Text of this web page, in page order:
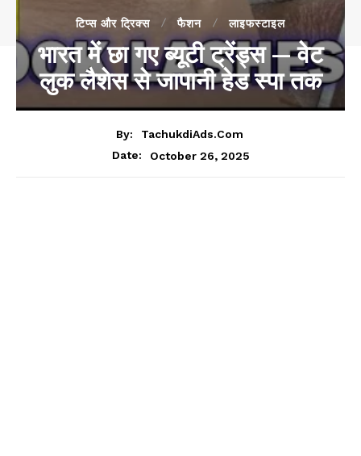
टिप्स और ट्रिक्स फैशन लाइफस्टाइल
भारत में छा गए ब्यूटी ट्रेंड्स — वेट
लुक लैशेस से जापानी हेड स्पा तक
By:
TachukdiAds.com
Date:
October 26, 2025